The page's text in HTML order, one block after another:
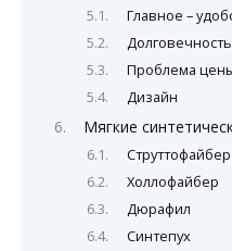
Главное –
Долговечность
Проблема
Дизайн
Мягкие
Струттофайбер
Холлофайбер
Дюрафил
Синтепух